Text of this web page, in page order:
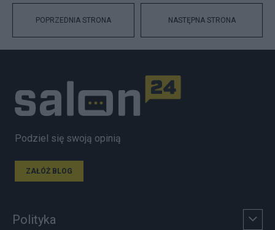
POPRZEDNIA STRONA NASTĘPNA STRONA
Podziel się swoją opinią
ZAŁÓŻ BLOG
Polityka